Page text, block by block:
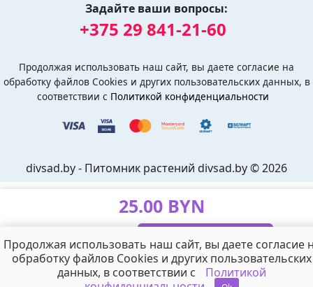
0 0
25.00 BYN
В корзину
Задайте ваши вопросы:
+375 29 841-21-60
Продолжая использовать наш сайт, вы даете согласие на
обработку файлов Cookies и других пользовательских данных, в
соответствии с Политикой конфиденциальности
divsad.by - Питомник растений divsad.by © 2026
Продолжая использовать наш сайт, вы даете согласие
обработку файлов Cookies и других пользовательских
данных, в соответствии с
Политикой